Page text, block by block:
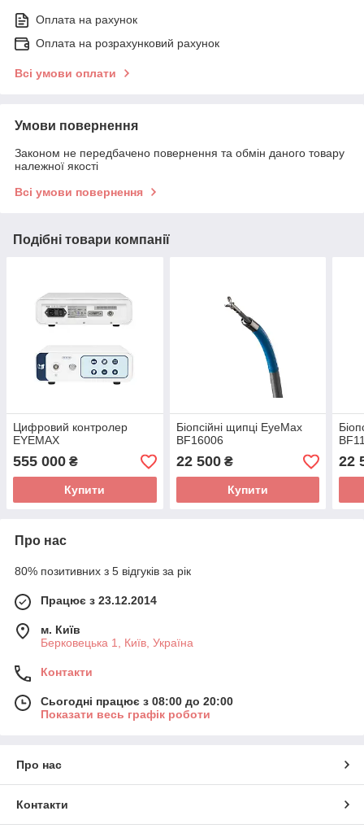
Оплата на рахунок
Оплата на розрахунковий рахунок
Всі умови оплати
Умови повернення
Законом не передбачено повернення та обмін даного товару
належної якості
Всі умови повернення
Подібні товари компанії
Цифровий контролер
EYEMAX
555 000 ₴
Купити
Біопсійні щипці EyeMax
BF16006
22 500₴
Купити
22
Про нас
80% позитивних з 5 відгуків за рік
Працює з 23.12.2014
м. Київ
Берковецька 1, Київ, Україна
Контакти
Сьогодні працює з 08:00 до 20:00
Показати весь графік роботи
Про нас
Контакти